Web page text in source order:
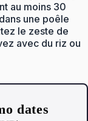
au moins 30
une poêle
le zeste de
avec du riz ou
dates